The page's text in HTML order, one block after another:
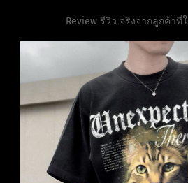
Review รีวิว จริงจากลูกค้าที่